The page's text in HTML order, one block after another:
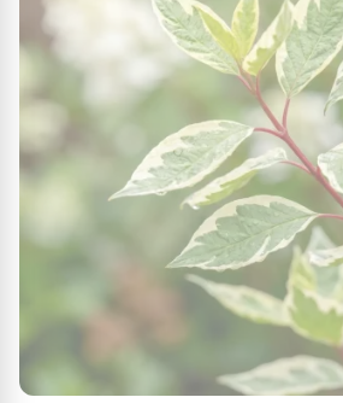
Les cornouillers sont des
incroyablement variées et
types de jardins. Leurs attraits
robustesse et leur faible
éléments essentiels pour
dynamique et écologique.
jardinier débutant ou
cornouillers sont un
précieux pour votre espace
couleur, structure et
de l'année.